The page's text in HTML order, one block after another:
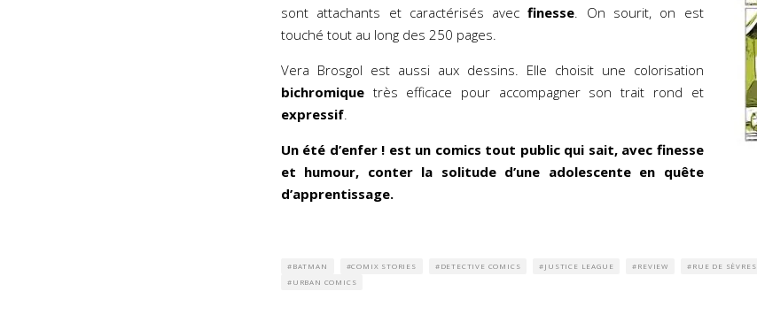
sont attachants et caractérisés avecfinesse. On sourit, on est
touché tout au long des 250 pages.
Vera Brosgol est aussi aux dessins. Elle choisit une colorisation
bichromique très efficace pour accompagner son trait rond et
expressif.
Un été d’enfer ! est un comics tout public qui sait, avec finesse
et humour, conter la solitude d’une adolescente en quête
d’apprentissage.
BATMAN COMIX STORIES DETECTIVE COMICS JUSTICE LEAGUE REVIEW RUE DE SÈVRES
URBAN COMICS